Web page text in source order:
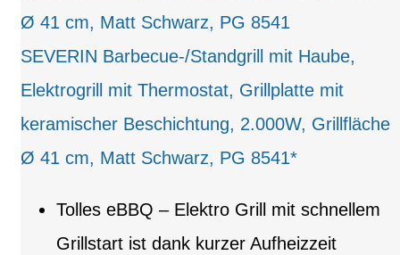
SEVERIN Barbecue-/Standgrill mit Haube,
Elektrogrill mit Thermostat, Grillplatte mit
keramischer Beschichtung, 2.000W, Grillfläche
Ø 41 cm, Matt Schwarz, PG 8541*
Tolles eBBQ – Elektro Grill mit schnellem
Grillstart ist dank kurzer Aufheizzeit